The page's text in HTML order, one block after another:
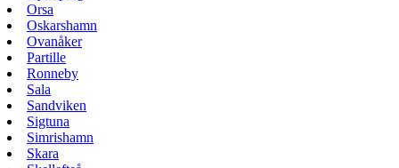
Orsa
Oskarshamn
Ovanåker
Partille
Ronneby
Sala
Sandviken
Sigtuna
Simrishamn
Skara